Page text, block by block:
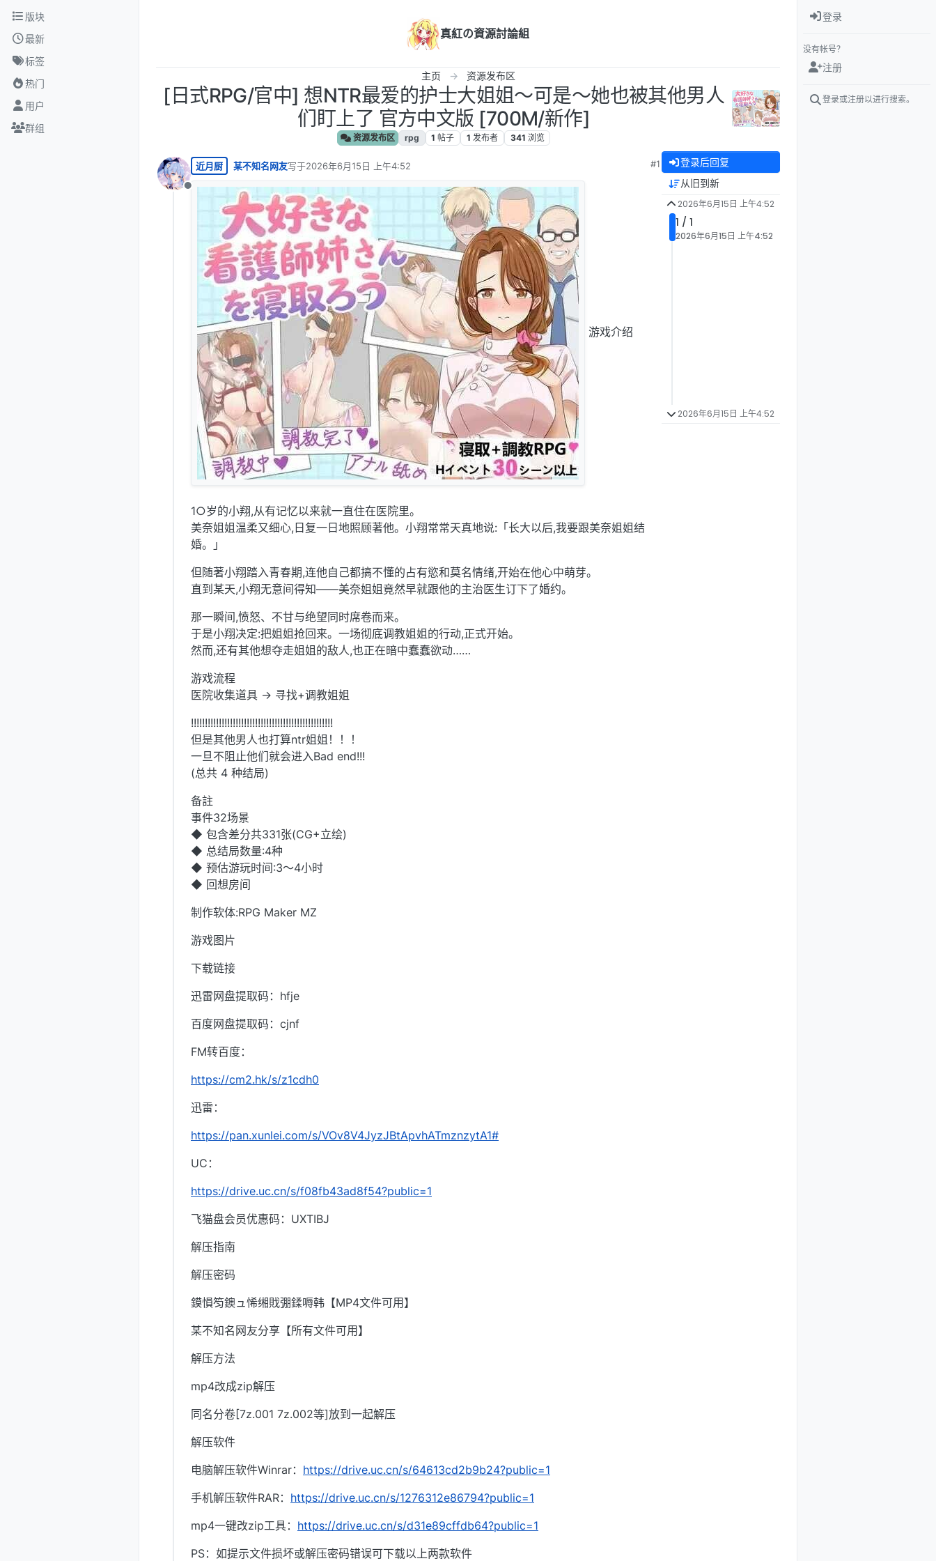
跳转至内容
版块
最新
标签
热门
用户
群组
真紅の資源討論組
主页 资源发布区
[日式RPG/官中] 想NTR最爱的护士大姐姐～可是～她也被其他男人
们盯上了 官方中文版 [700M/新作]
资源发布区 rpg 1 帖子 1 发布者 341 浏览
离线
近月厨 某不知名网友写于2026年6月15日 上午4:52
最后由 编辑
#1
游戏介绍
1○岁的小翔,从有记忆以来就一直住在医院里。
美奈姐姐温柔又细心,日复一日地照顾著他。小翔常常天真地说:「长大以后,我要跟美奈姐姐结
婚。」
但随著小翔踏入青春期,连他自己都搞不懂的占有慾和莫名情绪,开始在他心中萌芽。
直到某天,小翔无意间得知——美奈姐姐竟然早就跟他的主治医生订下了婚约。
那一瞬间,愤怒、不甘与绝望同时席卷而来。
于是小翔决定:把姐姐抢回来。一场彻底调教姐姐的行动,正式开始。
然而,还有其他想夺走姐姐的敌人,也正在暗中蠢蠢欲动……
游戏流程
医院收集道具 → 寻找+调教姐姐
!!!!!!!!!!!!!!!!!!!!!!!!!!!!!!!!!!!!!!!!!!!!!!!!!!!
但是其他男人也打算ntr姐姐！！！
一旦不阻止他们就会进入Bad end!!!
(总共 4 种结局)
备註
事件32场景
◆ 包含差分共331张(CG+立绘)
◆ 总结局数量:4种
◆ 预估游玩时间:3～4小时
◆ 回想房间
制作软体:RPG Maker MZ
游戏图片
下载链接
迅雷网盘提取码：hfje
百度网盘提取码：cjnf
FM转百度：
https://cm2.hk/s/z1cdh0
迅雷：
https://pan.xunlei.com/s/VOv8V4JyzJBtApvhATmznzytA1#
UC：
https://drive.uc.cn/s/f08fb43ad8f54?public=1
飞猫盘会员优惠码：UXTIBJ
解压指南
解压密码
鏌愪笉鐭ュ悕缃戝弸鍒嗕韩【MP4文件可用】
某不知名网友分享【所有文件可用】
解压方法
mp4改成zip解压
同名分卷[7z.001 7z.002等]放到一起解压
解压软件
电脑解压软件Winrar： https://drive.uc.cn/s/64613cd2b9b24?public=1
手机解压软件RAR： https://drive.uc.cn/s/1276312e86794?public=1
mp4一键改zip工具： https://drive.uc.cn/s/d31e89cffdb64?public=1
PS：如提示文件损坏或解压密码错误可下载以上两款软件
登录后回复
从旧到新
2026年6月15日 上午4:52
1 / 1
2026年6月15日 上午4:52
2026年6月15日 上午4:52
登录
没有帐号？
注册
登录或注册以进行搜索。